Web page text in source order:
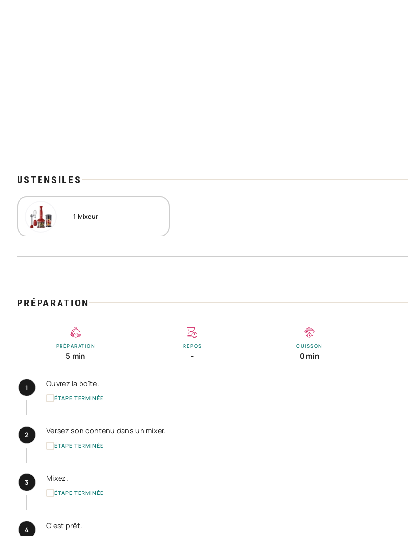
USTENSILES
1 Mixeur
PRÉPARATION
PRÉPARATION
5 min
REPOS
-
CUISSON
0 min
1 Ouvrez la boîte.
ÉTAPE TERMINÉE
2 Versez son contenu dans un mixer.
ÉTAPE TERMINÉE
3 Mixez.
ÉTAPE TERMINÉE
4 C'est prêt.